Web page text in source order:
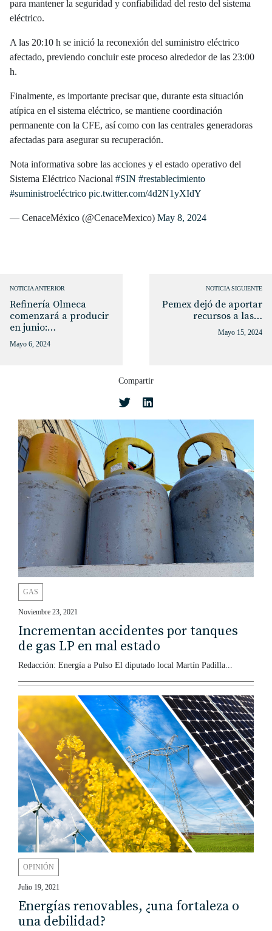
Compartir
GAS
Noviembre 23, 2021
Incrementan accidentes por tanques
de gas LP en mal estado
Redacción: Energía a Pulso El diputado local Martín Padilla...
OPINIÓN
Julio 19, 2021
Energías renovables, ¿una fortaleza o
una debilidad?
para mantener la seguridad y confiabilidad del resto del sistema
eléctrico.
A las 20:10 h se inició la reconexión del suministro eléctrico
afectado, previendo concluir este proceso alrededor de las 23:00
h.
Finalmente, es importante precisar que, durante esta situación
atípica en el sistema eléctrico, se mantiene coordinación
permanente con la CFE, así como con las centrales generadoras
afectadas para asegurar su recuperación.
Nota informativa sobre las acciones y el estado operativo del
Sistema Eléctrico Nacional #SIN #restablecimiento
#suministroeléctrico pic.twitter.com/4d2N1yXIdY
— CenaceMéxico (@CenaceMexico) May 8, 2024
NOTICIA ANTERIOR
Refinería Olmeca
comenzará a producir
en junio:…
Mayo 6, 2024
NOTICIA SIGUIENTE
Pemex dejó de aportar
recursos a las…
Mayo 15, 2024